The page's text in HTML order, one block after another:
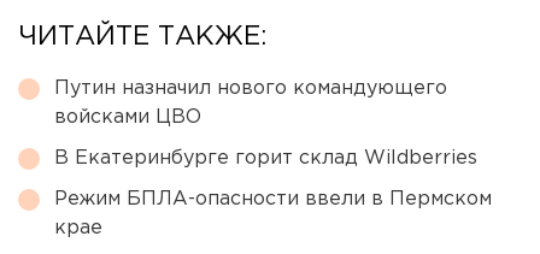
ЧИТАЙТЕ ТАКЖЕ:
Путин назначил нового командующего
войсками ЦВО
В Екатеринбурге горит склад Wildberries
Режим БПЛА-опасности ввели в Пермском
крае